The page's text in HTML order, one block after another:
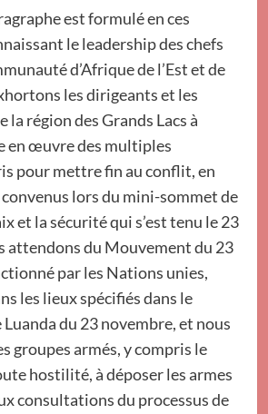
est formulé en ces
le leadership des chefs
d’Afrique de l’Est et de
les dirigeants et les
la région des Grands Lacs à
en œuvre des multiples
pour mettre fin au conflit, en
lors du mini-sommet de
et la sécurité qui s’est tenu le 23
attendons du Mouvement du 23
par les Nations unies,
les lieux spécifiés dans le
du 23 novembre, et nous
groupes armés, y compris le
hostilité, à déposer les armes
consultations du processus de